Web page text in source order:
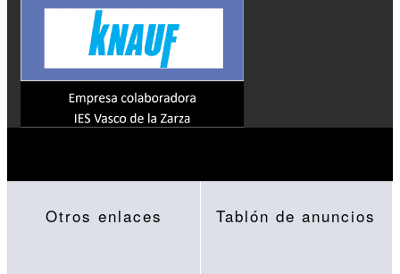
Otros enlaces Tablón de anuncios